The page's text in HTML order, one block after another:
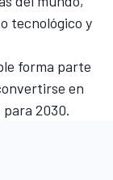
tecnológico y
forma parte
en
2030.